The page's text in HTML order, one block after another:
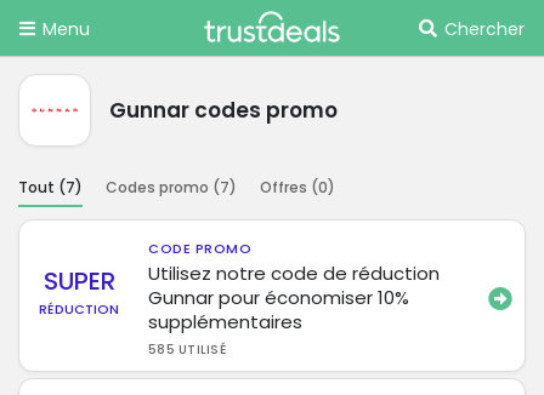
Menu Chercher
Gunnar codes promo
Tout (7) Codes promo (7) Offres (0)
SUPER
RÉDUCTION
CODE PROMO
Utilisez notre code de réduction
Gunnar pour économiser 10%
supplémentaires
585 UTILISÉ